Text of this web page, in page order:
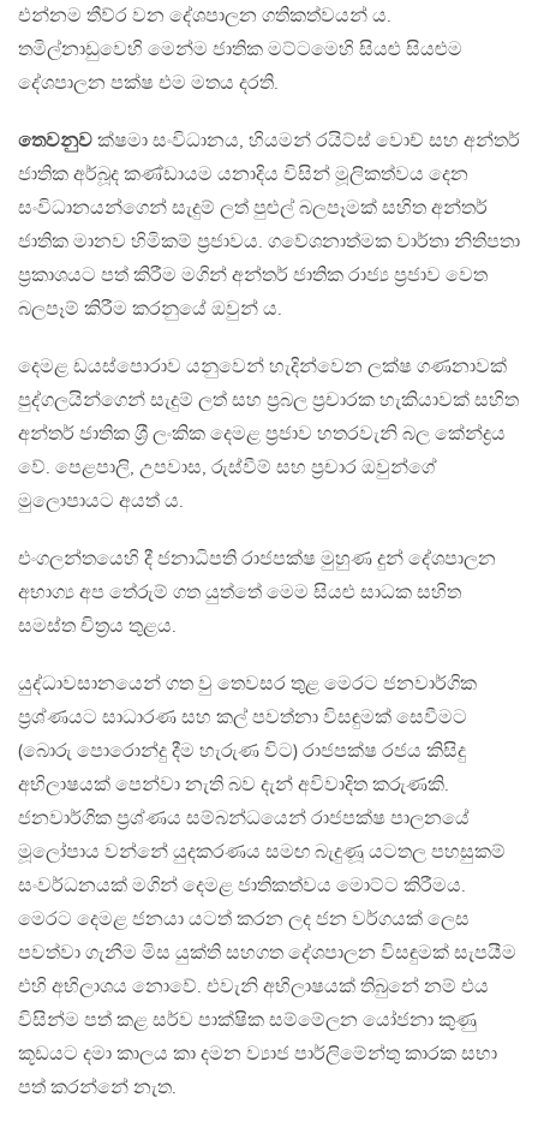
එන්නම තීව්ර වන දේශපාලන ගතිකත්වයන් ය.
තමිල්නාඩුවෙහි මෙන්ම ජාතික මට්ටමෙහි සියළු සියළුම
දේශපාලන පක්ෂ එම මතය දරති.
තෙවනුව ක්ෂමා සංවිධානය, හියමන් රයිට්ස් වොච් සහ අන්තර්
ජාතික අර්බූද කණ්ඩායම යනාදිය විසින් මූලිකත්වය දෙන
සංවිධානයන්ගෙන් සැදුම් ලත් පුළුල් බලපෑමක් සහිත අන්තර්
ජාතික මානව හිමිකම් ප‍්‍රජාවය. ගවේශනාත්මක වාර්තා නිතිපතා
ප‍්‍රකාශයට පත් කිරීම මගින් අන්තර් ජාතික රාජ්‍ය ප‍්‍රජාව වෙත
බලපෑම් කිරීම කරනුයේ ඔවුන් ය.
දෙමළ ඩයස්පොරාව යනුවෙන් හැදින්වෙන ලක්ෂ ගණනාවක්
පුද්ගලයින්ගෙන් සැදුම් ලත් සහ ප‍්‍රබල ප‍්‍රචාරක හැකියාවක් සහිත
අන්තර් ජාතික ශ‍්‍රී ලංකික දෙමළ ප‍්‍රජාව හතරවැනි බල කේන්ද්‍රය
වේ. පෙළපාලි, උපවාස, රුස්වීම් සහ ප‍්‍රචාර ඔවුන්ගේ
මුලොපායට අයත් ය.
එංගලන්තයෙහි දී ජනාධිපති රාජපක්ෂ මුහුණ දුන් දේශපාලන
අභාග්‍ය අප තේරුම් ගත යුත්තේ මෙම සියළු සාධක සහිත
සමස්ත චිත‍්‍රය තුළය.
යුද්ධාවසානයෙන් ගත වු තෙවසර තුළ මෙරට ජනවාර්ගික
ප‍්‍රශ්ණයට සාධාරණ සහ කල් පවත්නා විසඳුමක් සෙවීමට
(බොරු පොරොන්දු දීම හැරුණ විට) රාජපක්ෂ රජය කිසිදු
අභිලාෂයක් පෙන්වා නැති බව දැන් අවිවාදිත කරුණකි.
ජනවාර්ගික ප‍්‍රශ්ණය සම්බන්ධයෙන් රාජපක්ෂ පාලනයේ
මූලෝපාය වන්නේ යුදකරණය සමඟ බැදුණූ යටතල පහසුකම්
සංවර්ධනයක් මගින් දෙමළ ජාතිකත්වය මොට්ට කිරීමය.
මෙරට දෙමළ ජනයා යටත් කරන ලද ජන වර්ගයක් ලෙස
පවත්වා ගැනීම මිස යුක්ති සහගත දේශපාලන විසඳුමක් සැපයීම
එහි අභිලාශය නොවේ. එවැනි අභිලාෂයක් තිබුනේ නම් එය
විසින්ම පත් කළ සර්ව පාක්ෂික සම්මේලන යෝජනා කුණු
කූඩයට දමා කාලය කා දමන ව්‍යාජ පාර්ලිමේන්තු කාරක සභා
පත් කරන්නේ නැත.